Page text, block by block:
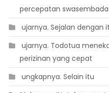
percepatan
 ujarnya. Sejalan dengan
 ujarnya. Todotua
perizinan yang cepat
 ungkapnya. Selain itu